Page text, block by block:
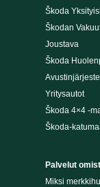
Škoda
Škodan
Joustava
Škoda
Yritysautot
Škoda 4×4 -
Škoda-
Palvelut
Miksi